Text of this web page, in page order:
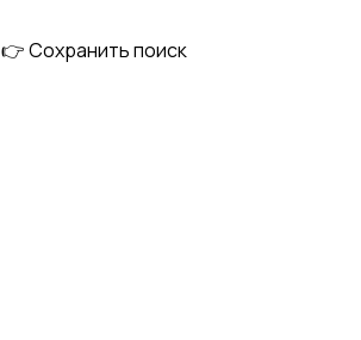
👉 Сохранить поиск